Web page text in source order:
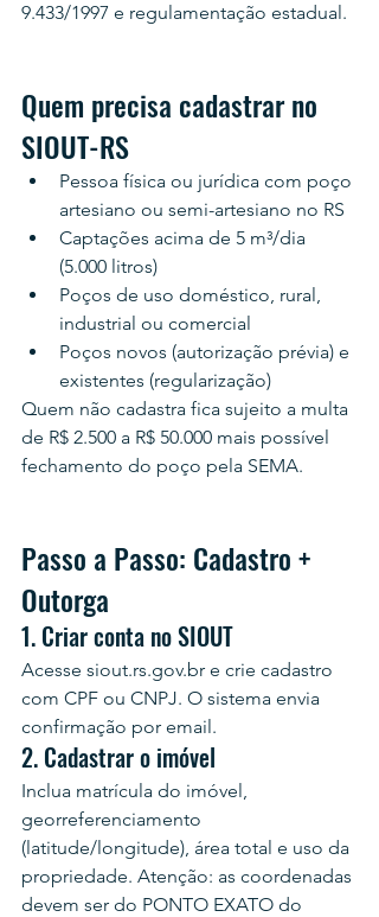
9.433/1997 e regulamentação estadual.
Quem precisa cadastrar no
SIOUT-RS
Pessoa física ou jurídica com poço
artesiano ou semi-artesiano no RS
Captações acima de 5 m³/dia
(5.000 litros)
Poços de uso doméstico, rural,
industrial ou comercial
Poços novos (autorização prévia) e
existentes (regularização)
Quem não cadastra fica sujeito a multa
de R$ 2.500 a R$ 50.000 mais possível
fechamento do poço pela SEMA.
Passo a Passo: Cadastro +
Outorga
1. Criar conta no SIOUT
Acesse siout.rs.gov.br e crie cadastro
com CPF ou CNPJ. O sistema envia
confirmação por email.
2. Cadastrar o imóvel
Inclua matrícula do imóvel,
georreferenciamento
(latitude/longitude), área total e uso da
propriedade. Atenção: as coordenadas
devem ser do PONTO EXATO do